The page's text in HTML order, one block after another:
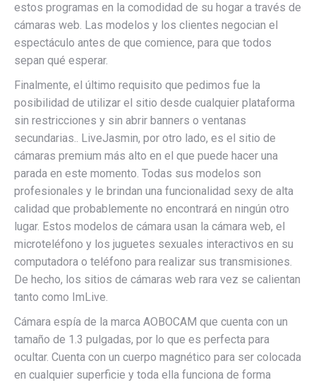
estos programas en la comodidad de su hogar a través de
cámaras web. Las modelos y los clientes negocian el
espectáculo antes de que comience, para que todos
sepan qué esperar.
Finalmente, el último requisito que pedimos fue la
posibilidad de utilizar el sitio desde cualquier plataforma
sin restricciones y sin abrir banners o ventanas
secundarias.. LiveJasmin, por otro lado, es el sitio de
cámaras premium más alto en el que puede hacer una
parada en este momento. Todas sus modelos son
profesionales y le brindan una funcionalidad sexy de alta
calidad que probablemente no encontrará en ningún otro
lugar. Estos modelos de cámara usan la cámara web, el
microteléfono y los juguetes sexuales interactivos en su
computadora o teléfono para realizar sus transmisiones.
De hecho, los sitios de cámaras web rara vez se calientan
tanto como ImLive.
Cámara espía de la marca AOBOCAM que cuenta con un
tamaño de 1.3 pulgadas, por lo que es perfecta para
ocultar. Cuenta con un cuerpo magnético para ser colocada
en cualquier superficie y toda ella funciona de forma